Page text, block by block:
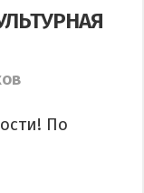
По